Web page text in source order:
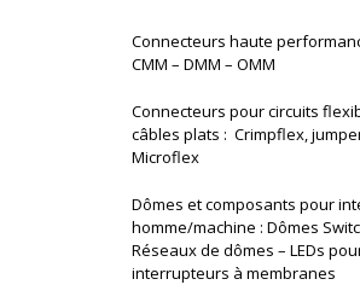
Connecteurs haute
CMM – DMM – OMM
Connecteurs pour circuits
câbles plats : Crimpflex,
Microflex
Dômes et composants pour
homme/machine : Dômes
Réseaux de dômes – LEDs
interrupteurs à membranes